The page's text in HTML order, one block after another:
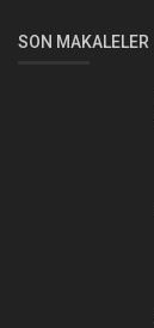
SON MAKALELER